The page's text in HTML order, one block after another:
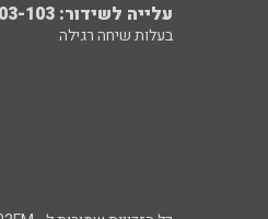
עלייה לשידור: 0552-103-103
בעלות שיחה רגילה